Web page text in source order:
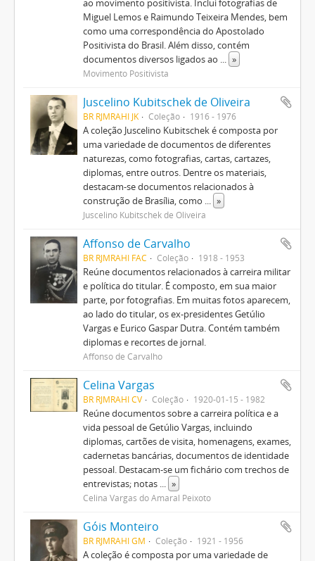
ao movimento positivista. Inclui fotografias de
Miguel Lemos e Raimundo Teixeira Mendes, bem
como uma correspondência do Apostolado
Positivista do Brasil. Além disso, contém
documentos diversos ligados ao ... »
Movimento Positivista
Juscelino Kubitschek de Oliveira
BR RJMRAHI JK Coleção 1916 - 1976
A coleção Juscelino Kubitschek é composta por
uma variedade de documentos de diferentes
naturezas, como fotografias, cartas, cartazes,
diplomas, entre outros. Dentre os materiais,
destacam-se documentos relacionados à
construção de Brasília, como ... »
Juscelino Kubitschek de Oliveira
Affonso de Carvalho
BR RJMRAHI FAC Coleção 1918 - 1953
Reúne documentos relacionados à carreira militar
e política do titular. É composto, em sua maior
parte, por fotografias. Em muitas fotos aparecem,
ao lado do titular, os ex-presidentes Getúlio
Vargas e Eurico Gaspar Dutra. Contém também
diplomas e recortes de jornal.
Affonso de Carvalho
Celina Vargas
BR RJMRAHI CV Coleção 1920-01-15 - 1982
Reúne documentos sobre a carreira política e a
vida pessoal de Getúlio Vargas, incluindo
diplomas, cartões de visita, homenagens, exames,
cadernetas bancárias, documentos de identidade
pessoal. Destacam-se um fichário com trechos de
entrevistas; notas ... »
Celina Vargas do Amaral Peixoto
Góis Monteiro
BR RJMRAHI GM Coleção 1921 - 1956
A coleção é composta por uma variedade de